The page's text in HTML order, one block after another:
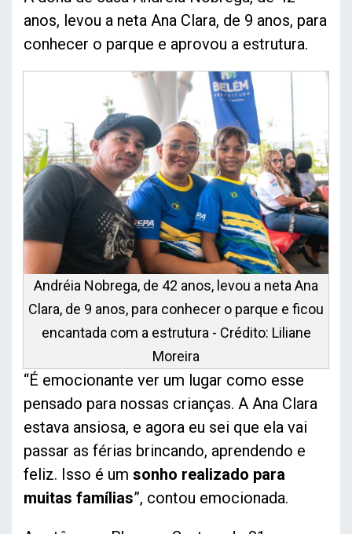
anos, levou a neta Ana Clara, de 9 anos, para
conhecer o parque e aprovou a estrutura.
Andréia Nobrega, de 42 anos, levou a neta Ana
Clara, de 9 anos, para conhecer o parque e ficou
encantada com a estrutura - Crédito: Liliane
Moreira
“É emocionante ver um lugar como esse
pensado para nossas crianças. A Ana Clara
estava ansiosa, e agora eu sei que ela vai
passar as férias brincando, aprendendo e
feliz. Isso é um sonho realizado para
muitas famílias”, contou emocionada.